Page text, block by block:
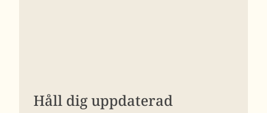
Håll dig uppdaterad